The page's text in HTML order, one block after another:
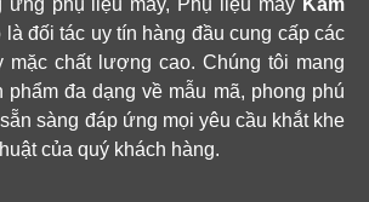
ứng phụ liệu may, Phụ liệu may Kam
là đối tác uy tín hàng đầu cung cấp các
mặc chất lượng cao. Chúng tôi mang
phẩm đa dạng về mẫu mã, phong phú
sàng đáp ứng mọi yêu cầu khắt khe
của quý khách hàng.